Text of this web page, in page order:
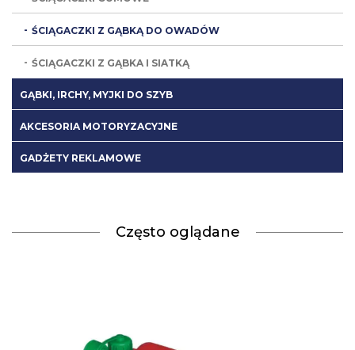
ŚCIĄGACZKI Z GĄBKĄ DO OWADÓW
ŚCIĄGACZKI Z GĄBKA I SIATKĄ
GĄBKI, IRCHY, MYJKI DO SZYB
AKCESORIA MOTORYZACYJNE
GADŻETY REKLAMOWE
Często oglądane